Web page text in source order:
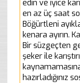
edin ve iyice
en az üç saat
Böğürtleni
kenara ayırın.
Bir süzgeçten
şeker ile
hazırladığınız